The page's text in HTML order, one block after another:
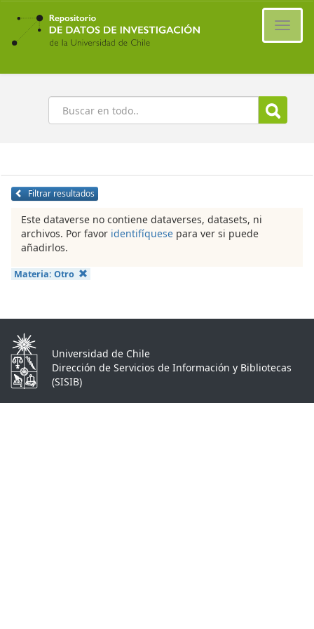
Ir
contenido
principal
Buscar
Filtrar resultados
Este dataverse no contiene dataverses, datasets, ni
archivos. Por favor identifíquese para ver si puede
añadirlos.
Materia: Otro
Universidad de Chile
Dirección de Servicios de Información y Bibliotecas
(SISIB)